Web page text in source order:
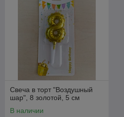
Свеча в торт "Воздушный
шар", 8 золотой, 5 см
В наличии